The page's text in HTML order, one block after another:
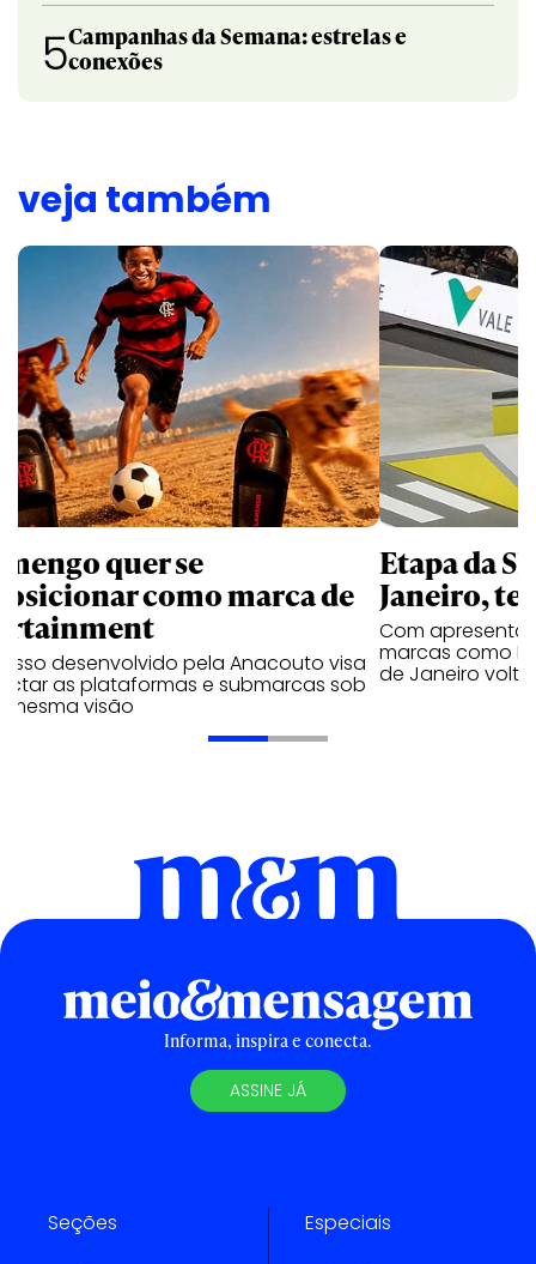
5Campanhas da Semana: estrelas e
conexões
veja também
quer se
como marca de
desenvolvido pela Anacouto visa
as plataformas e submarcas sob
mesma visão
Etapa da
Janeiro,
Com
marcas como
de Janeiro
Informa, inspira e conecta.
ASSINE JÁ
Seções Especiais